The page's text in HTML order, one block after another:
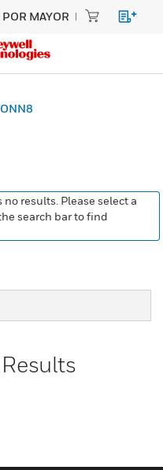
MAYOR
results. Please select a
search bar to find